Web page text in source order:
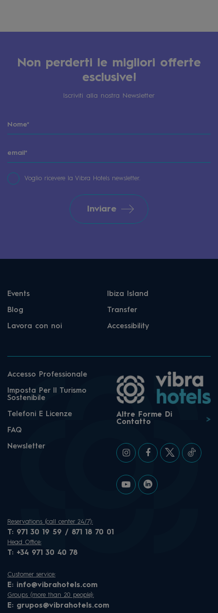
Non perderti le migliori offerte
esclusive!
Iscriviti alla nostra Newsletter
Voglio ricevere la Vibra Hotels newsletter.
Inviare
Events Ibiza Island
Blog Transfer
Lavora con noi Accessibility
Accesso Professionale
Imposta Per Il Turismo
Sostenibile
Telefoni E Licenze
FAQ
Newsletter
Altre Forme Di
Contatto
Reservations (call center 24/7):
T: 971 30 19 59 / 871 18 70 01
Head Office:
T: +34 971 30 40 78
Customer service:
E: info@vibrahotels.com
Groups (more than 20 people):
E: grupos@vibrahotels.com